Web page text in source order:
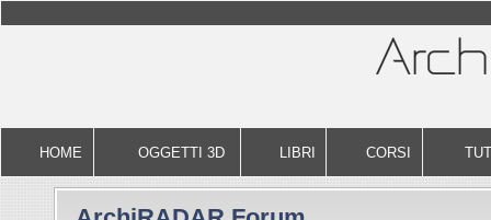
HOME OGGETTI 3D LIBRI CORSI